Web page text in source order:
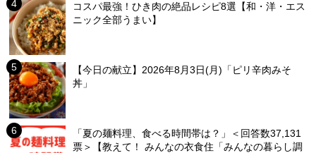
コスパ最強！ひき肉の絶品レシピ8選【和・洋・エス
ニック全部うまい】
【今日の献立】2026年8月3日(月)「ピリ辛肉みそ
丼」
「夏の麺料理、食べる時間帯は？」＜回答数37,131
票＞【教えて！ みんなの衣食住「みんなの暮らし調